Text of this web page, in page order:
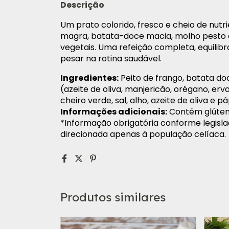
Descrição
Um prato colorido, fresco e cheio de
magra, batata-doce macia, molho
vegetais. Uma refeição completa,
pesar na rotina saudável.
Ingredientes: Peito de frango, batata
(azeite de oliva, manjericão, orégano,
cheiro verde, sal, alho, azeite de oliva e
Informações adicionais:Contém
*Informação obrigatória conforme
direcionada apenas à população celíaca.
Produtos similares